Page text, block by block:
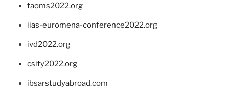
taoms2022.org
iias-euromena-conference2022.org
ivd2022.org
csity2022.org
ibsarstudyabroad.com